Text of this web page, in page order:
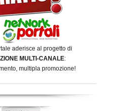
aderisce al progetto di
MULTI-CANALE:
multipla promozione!